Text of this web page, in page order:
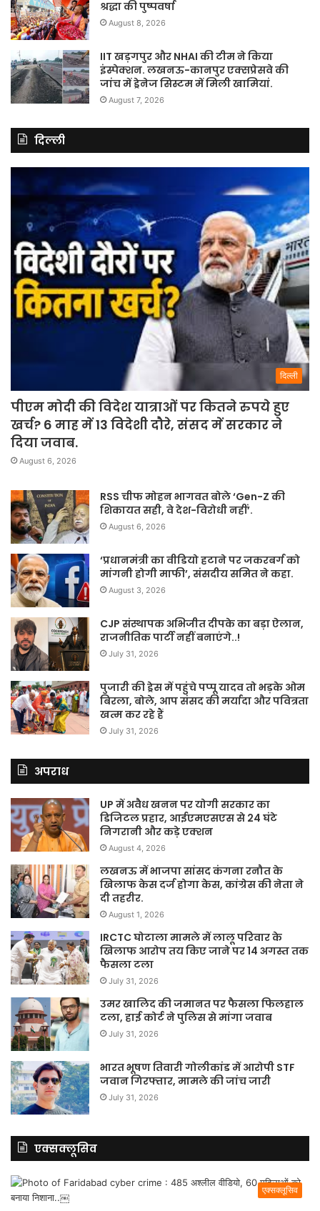
श्रद्धा की पुष्पवर्षा
August 8, 2026
IIT खड़गपुर और NHAI की टीम ने किया
इंस्पेक्शन. लखनऊ-कानपुर एक्सप्रेसवे की
जांच में ड्रेनेज सिस्टम में मिली खामियां.
August 7, 2026
दिल्ली
दिल्ली
पीएम मोदी की विदेश यात्राओं पर कितने रुपये हुए
खर्च? 6 माह में 13 विदेशी दौरे, संसद में सरकार ने
दिया जवाब.
August 6, 2026
RSS चीफ मोहन भागवत बोले ‘Gen-Z की
शिकायत सही, वे देश-विरोधी नहीं’.
August 6, 2026
‘प्रधानमंत्री का वीडियो हटाने पर जकरबर्ग को
मांगनी होगी माफी’, संसदीय समित ने कहा.
August 3, 2026
CJP संस्थापक अभिजीत दीपके का बड़ा ऐलान,
राजनीतिक पार्टी नहीं बनाएंगे..!
July 31, 2026
पुजारी की ड्रेस में पहुंचे पप्पू यादव तो भड़के ओम
बिरला, बोले, आप संसद की मर्यादा और पवित्रता
खत्म कर रहे हैं
July 31, 2026
अपराध
UP में अवैध खनन पर योगी सरकार का
डिजिटल प्रहार, आईएमएसएस से 24 घंटे
निगरानी और कड़े एक्शन
August 4, 2026
लखनऊ में भाजपा सांसद कंगना रनौत के
खिलाफ केस दर्ज होगा केस, कांग्रेस की नेता ने
दी तहरीर.
August 1, 2026
IRCTC घोटाला मामले में लालू परिवार के
खिलाफ आरोप तय किए जाने पर 14 अगस्त तक
फैसला टला
July 31, 2026
उमर खालिद की जमानत पर फैसला फिलहाल
टला, हाई कोर्ट ने पुलिस से मांगा जवाब
July 31, 2026
भारत भूषण तिवारी गोलीकांड में आरोपी STF
जवान गिरफ्तार, मामले की जांच जारी
July 31, 2026
एक्सक्लूसिव
एक्सक्लूसिव